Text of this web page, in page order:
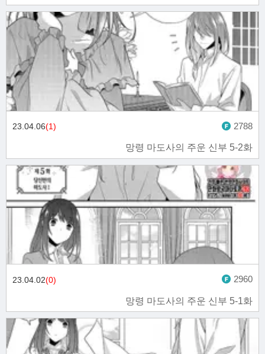
망령 마도사의 주운 신부 5-2화
23.04.06(1) 2788
망령 마도사의 주운 신부 5-1화
23.04.02(0) 2960